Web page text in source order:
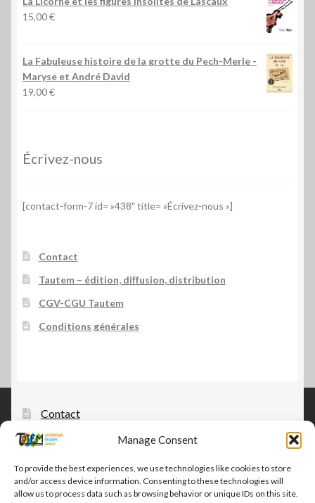
Manage Consent
To provide the best experiences, we use technologies like cookies to store
and/or access device information. Consenting to these technologies will
allow us to process data such as browsing behavior or unique IDs on this site.
15,00€
La Fabuleuse histoire de la grotte du Pech-Merle -
Maryse et André David
19,00€
Écrivez-nous
[contact-form-7 id= »438″ title= »Écrivez-nous »]
Contact
Tautem – édition, diffusion, distribution
CGV-CGU Tautem
Conditions générales
Contact
Tautem – édition, diffusion, distribution
CGV-CGU Tautem
Conditions générales